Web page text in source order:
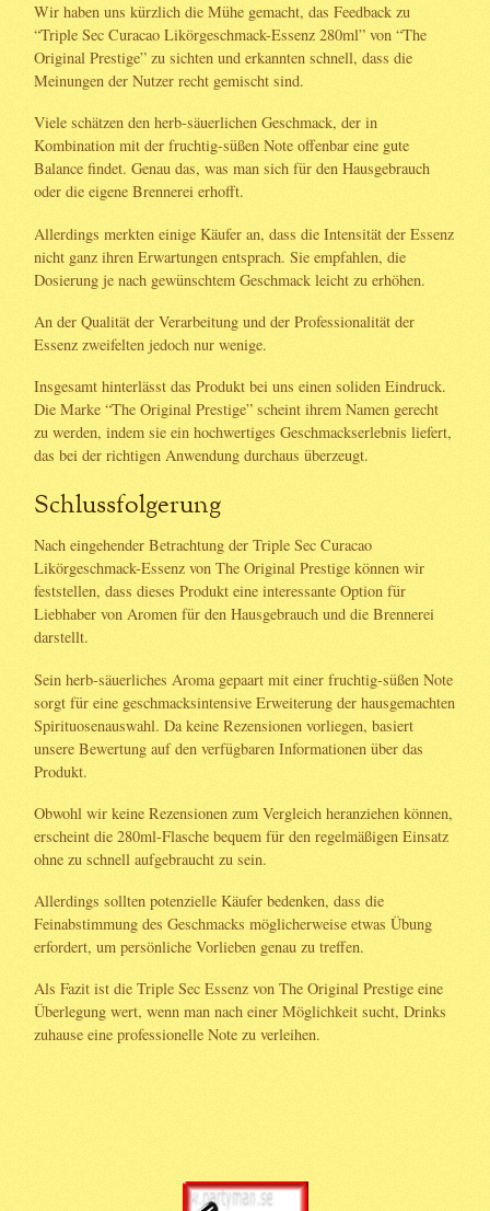
Wir haben uns kürzlich die Mühe gemacht, das Feedback zu
“Triple Sec Curacao Likörgeschmack-Essenz 280ml” von “The
Original Prestige” zu sichten und erkannten schnell, dass die
Meinungen der Nutzer recht gemischt sind.
Viele schätzen den herb-säuerlichen Geschmack, der in
Kombination mit der fruchtig-süßen Note offenbar eine gute
Balance findet. Genau das, was man sich für den Hausgebrauch
oder die eigene Brennerei erhofft.
Allerdings merkten einige Käufer an, dass die Intensität der Essenz
nicht ganz ihren Erwartungen entsprach. Sie empfahlen, die
Dosierung je nach gewünschtem Geschmack leicht zu erhöhen.
An der Qualität der Verarbeitung und der Professionalität der
Essenz zweifelten jedoch nur wenige.
Insgesamt hinterlässt das Produkt bei uns einen soliden Eindruck.
Die Marke “The Original Prestige” scheint ihrem Namen gerecht
zu werden, indem sie ein hochwertiges Geschmackserlebnis liefert,
das bei der richtigen Anwendung durchaus überzeugt.
Schlussfolgerung
Nach eingehender Betrachtung der Triple Sec Curacao
Likörgeschmack-Essenz von The Original Prestige können wir
feststellen, dass dieses Produkt eine interessante Option für
Liebhaber von Aromen für den Hausgebrauch und die Brennerei
darstellt.
Sein herb-säuerliches Aroma gepaart mit einer fruchtig-süßen Note
sorgt für eine geschmacksintensive Erweiterung der hausgemachten
Spirituosenauswahl. Da keine Rezensionen vorliegen, basiert
unsere Bewertung auf den verfügbaren Informationen über das
Produkt.
Obwohl wir keine Rezensionen zum Vergleich heranziehen können,
erscheint die 280ml-Flasche bequem für den regelmäßigen Einsatz
ohne zu schnell aufgebraucht zu sein.
Allerdings sollten potenzielle Käufer bedenken, dass die
Feinabstimmung des Geschmacks möglicherweise etwas Übung
erfordert, um persönliche Vorlieben genau zu treffen.
Als Fazit ist die Triple Sec Essenz von The Original Prestige eine
Überlegung wert, wenn man nach einer Möglichkeit sucht, Drinks
zuhause eine professionelle Note zu verleihen.